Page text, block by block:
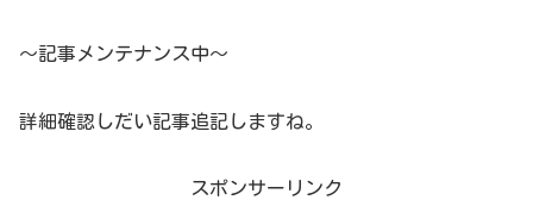
～記事メンテナンス中～
詳細確認しだい記事追記しますね。
スポンサーリンク